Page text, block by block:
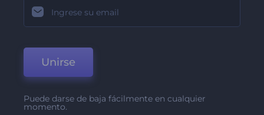
Unirse
Puede darse de baja fácilmente en cualquier
momento.